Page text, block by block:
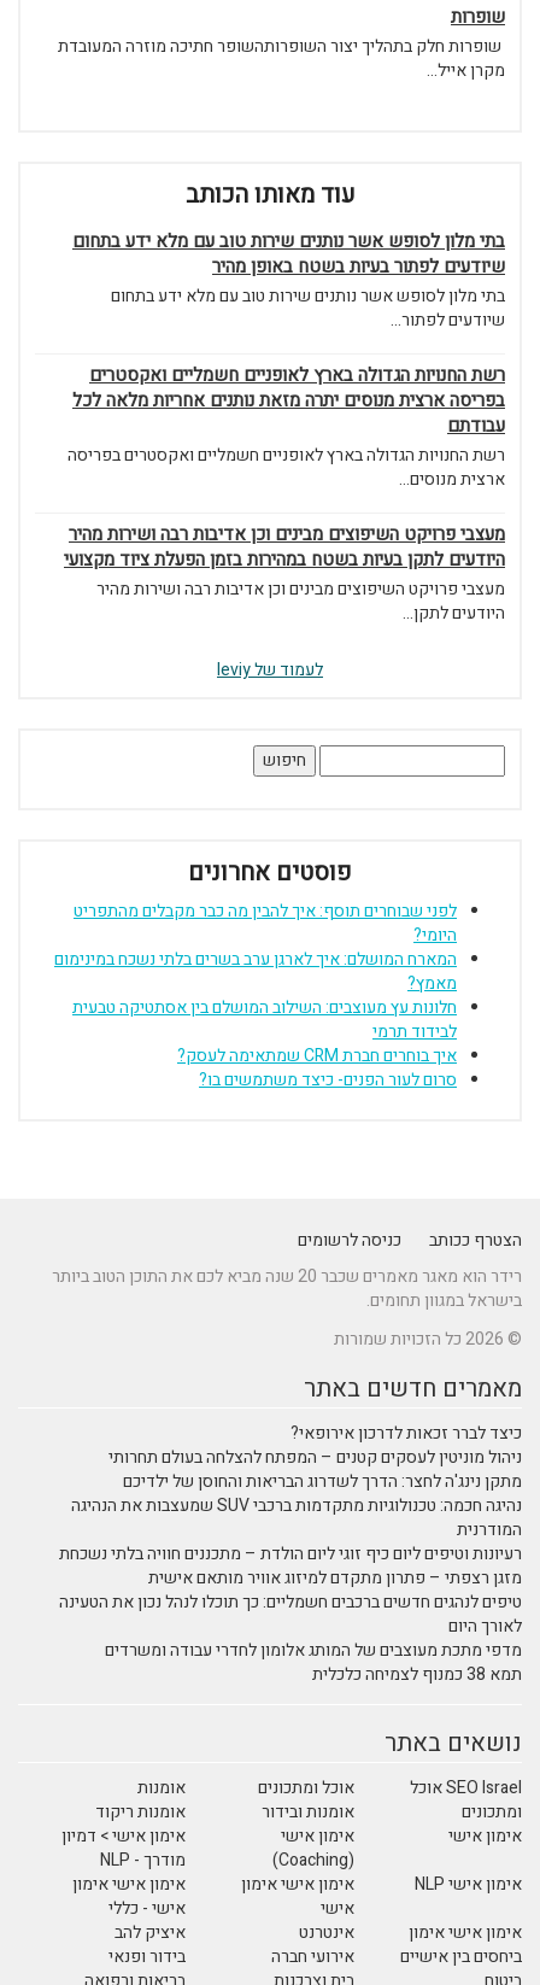
שופרות
שופרות חלק בתהליך יצור השופרותהשופר חתיכה מוזרה המעובדת
מקרן אייל...
עוד מאותו הכותב
בתי מלון לסופש אשר נותנים שירות טוב עם מלא ידע בתחום
שיודעים לפתור בעיות בשטח באופן מהיר
בתי מלון לסופש אשר נותנים שירות טוב עם מלא ידע בתחום
שיודעים לפתור...
רשת החנויות הגדולה בארץ לאופניים חשמליים ואקסטרים
בפריסה ארצית מנוסים יתרה מזאת נותנים אחריות מלאה לכל
עבודתם
רשת החנויות הגדולה בארץ לאופניים חשמליים ואקסטרים בפריסה
ארצית מנוסים...
מעצבי פרויקט השיפוצים מבינים וכן אדיבות רבה ושירות מהיר
היודעים לתקן בעיות בשטח במהירות בזמן הפעלת ציוד מקצועי
מעצבי פרויקט השיפוצים מבינים וכן אדיבות רבה ושירות מהיר
היודעים לתקן...
לעמוד של leviy
פוסטים אחרונים
לפני שבוחרים תוסף: איך להבין מה כבר מקבלים מהתפריט
היומי?
המארח המושלם: איך לארגן ערב בשרים בלתי נשכח במינימום
מאמץ?
חלונות עץ מעוצבים: השילוב המושלם בין אסתטיקה טבעית
לבידוד תרמי
איך בוחרים חברת CRM שמתאימה לעסק?
סרום לעור הפנים- כיצד משתמשים בו?
הצטרף ככותב
כניסה לרשומים
רידר הוא מאגר מאמרים שכבר 20 שנה מביא לכם את התוכן הטוב ביותר
בישראל במגוון תחומים.
© 2026 כל הזכויות שמורות
מאמרים חדשים באתר
כיצד לברר זכאות לדרכון אירופאי?
ניהול מוניטין לעסקים קטנים – המפתח להצלחה בעולם תחרותי
מתקן נינג'ה לחצר: הדרך לשדרוג הבריאות והחוסן של ילדיכם
נהיגה חכמה: טכנולוגיות מתקדמות ברכבי SUV שמעצבות את הנהיגה
המודרנית
רעיונות וטיפים ליום כיף זוגי ליום הולדת – מתכננים חוויה בלתי נשכחת
מזגן רצפתי – פתרון מתקדם למיזוג אוויר מותאם אישית
טיפים לנהגים חדשים ברכבים חשמליים: כך תוכלו לנהל נכון את הטעינה
לאורך היום
מדפי מתכת מעוצבים של המותג אלומון לחדרי עבודה ומשרדים
תמא 38 כמנוף לצמיחה כלכלית
נושאים באתר
SEO Israel אוכל
ומתכונים
אוכל ומתכונים
אומנות
אומנות ובידור
אומנות ריקוד
אימון אישי
אימון אישי
(Coaching)
אימון אישי > דמיון
מודרך - NLP
אימון אישי NLP
אימון אישי אימון
אישי
אימון אישי אימון
אישי - כללי
אימון אישי אימון
ביחסים בין אישיים
אינטרנט
איציק להב
אירועי חברה
בידור ופנאי